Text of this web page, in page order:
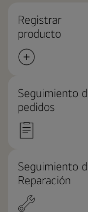
Registrar
producto
Seguimiento
pedidos
Seguimiento
Reparación